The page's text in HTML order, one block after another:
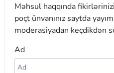
Məhsul haqqında
poçt ünvanınız saytda
moderasiyadan keçdikdən
Ad